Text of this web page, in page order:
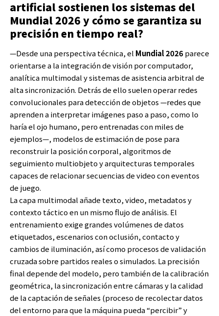
artificial sostienen los sistemas del
Mundial 2026 y cómo se garantiza su
precisión en tiempo real?
—Desde una perspectiva técnica, el Mundial 2026parece
orientarse a la integración de visión por computador,
analítica multimodal y sistemas de asistencia arbitral de
alta sincronización. Detrás de ello suelen operar redes
convolucionales para detección de objetos —redes que
aprenden a interpretar imágenes paso a paso, como lo
haría el ojo humano, pero entrenadas con miles de
ejemplos—, modelos de estimación de pose para
reconstruir la posición corporal, algoritmos de
seguimiento multiobjeto y arquitecturas temporales
capaces de relacionar secuencias de video con eventos
de juego.
La capa multimodal añade texto, video, metadatos y
contexto táctico en un mismo flujo de análisis. El
entrenamiento exige grandes volúmenes de datos
etiquetados, escenarios con oclusión, contacto y
cambios de iluminación, así como procesos de validación
cruzada sobre partidos reales o simulados. La precisión
final depende del modelo, pero también de la calibración
geométrica, la sincronización entre cámaras y la calidad
de la captación de señales (proceso de recolectar datos
del entorno para que la máquina pueda “percibir” y